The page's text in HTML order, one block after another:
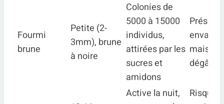
Fourmi
brune
Petite (2-
3mm), brune
à noire
Colonies de
5000 à 15000
individus,
attirées par les
sucres et
amidons
mais
dégât
Active la nuit,
Risque